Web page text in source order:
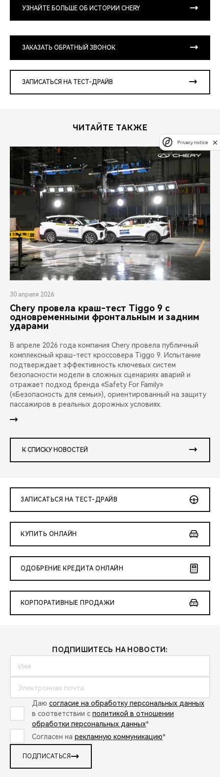
УЗНАЙТЕ БОЛЬШЕ ОБ ИСТОРИИ CHERY
ЗАКАЗАТЬ ОБРАТНЫЙ ЗВОНОК
ЗАПИСАТЬСЯ НА ТЕСТ-ДРАЙВ
ЧИТАЙТЕ ТАКЖЕ
30 апреля 2026
Chery провела краш-тест Tiggo 9 с
одновременными фронтальным и задним
ударами
В апреле 2026 года компания Chery провела публичный
комплексный краш-тест кроссовера Tiggo 9. Испытание
подтверждает эффективность ключевых систем
безопасности модели в сложных сценариях аварий и
отражает подход бренда «Safety For Family»
(«Безопасность для семьи»), ориентированный на защиту
пассажиров в реальных дорожных условиях.
К СПИСКУ НОВОСТЕЙ
ЗАПИСАТЬСЯ НА ТЕСТ-ДРАЙВ
КУПИТЬ ОНЛАЙН
ОДОБРЕНИЕ КРЕДИТА ОНЛАЙН
КОРПОРАТИВНЫЕ ПРОДАЖИ
ПОДПИШИТЕСЬ НА НОВОСТИ:
Даю согласие на обработку персональных данных
в соответствии с политикой в отношении
обработки персональных данных*
Согласен на рекламную коммуникацию*
ПОДПИСАТЬСЯ
Privacy notice